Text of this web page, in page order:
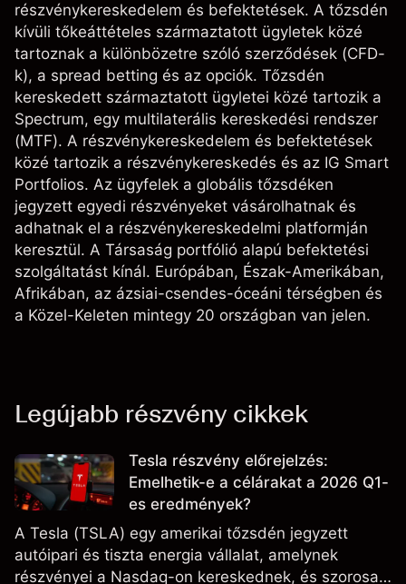
részvénykereskedelem és befektetések. A tőzsdén
kívüli tőkeáttételes származtatott ügyletek közé
tartoznak a különbözetre szóló szerződések (CFD-
k), a spread betting és az opciók. Tőzsdén
kereskedett származtatott ügyletei közé tartozik a
Spectrum, egy multilaterális kereskedési rendszer
(MTF). A részvénykereskedelem és befektetések
közé tartozik a részvénykereskedés és az IG Smart
Portfolios. Az ügyfelek a globális tőzsdéken
jegyzett egyedi részvényeket vásárolhatnak és
adhatnak el a részvénykereskedelmi platformján
keresztül. A Társaság portfólió alapú befektetési
szolgáltatást kínál. Európában, Észak-Amerikában,
Afrikában, az ázsiai-csendes-óceáni térségben és
a Közel-Keleten mintegy 20 országban van jelen.
Legújabb részvény cikkek
Tesla részvény előrejelzés:
Emelhetik-e a célárakat a 2026 Q1-
es eredmények?
A Tesla (TSLA) egy amerikai tőzsdén jegyzett
autóipari és tiszta energia vállalat, amelynek
részvényei a Nasdaq-on kereskednek, és szorosan